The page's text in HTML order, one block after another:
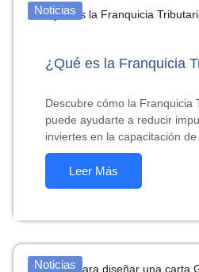
Noticias
¿Qué es la Franquicia
Descubre cómo la Franquicia
puede ayudarte a reducir
inviertes en la capacitación de
Leer Más
Noticias